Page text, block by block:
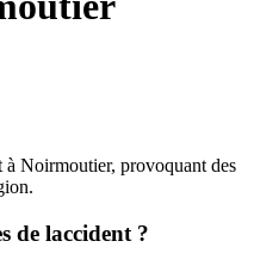
Noirmoutier, provoquant des
de laccident ?